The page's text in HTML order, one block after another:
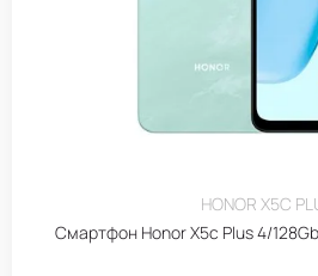
HONOR X5C
Смартфон Honor X5c Plus 4/